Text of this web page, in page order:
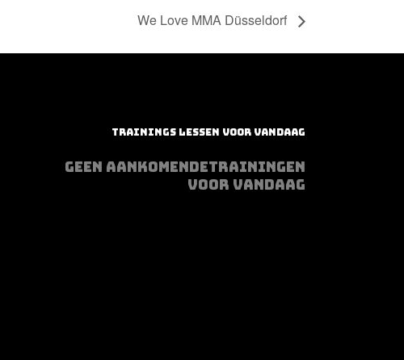
We Love MMA Düsseldorf
TRAININGS LESSEN VOOR VANDAAG
GEEN AANKOMENDETRAININGEN
VOOR VANDAAG